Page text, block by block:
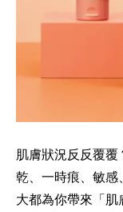
肌膚狀況反反覆
乾、一時痕、敏感
大都為你帶來「肌